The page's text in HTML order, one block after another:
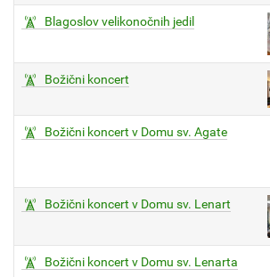
Blagoslov velikonočnih jedil
Božični koncert
Božični koncert v Domu sv. Agate
Božični koncert v Domu sv. Lenart
Božični koncert v Domu sv. Lenarta